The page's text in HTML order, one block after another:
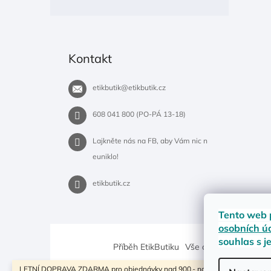
Tento web
osobních
souhlas s
LETNÍ DOPRAVA ZDARMA pro objednávky nad 900,- na pobočky Zásilkovny.
Kontakt
etikbutik@etikbutik.cz
608 041 800 (PO-PÁ 13-18)
Lajkněte nás na FB, aby Vám nic n
euniklo!
etikbutik.cz
Příběh EtikButiku Vše o nákupu